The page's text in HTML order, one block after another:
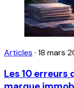
Articles · 18 mars
Les 10